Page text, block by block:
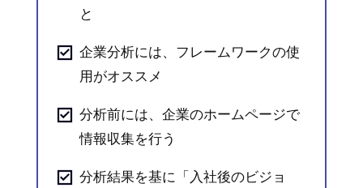
と
企業分析には、フレームワークの使
用がオススメ
分析前には、企業のホームページで
情報収集を行う
分析結果を基に「入社後のビジョ